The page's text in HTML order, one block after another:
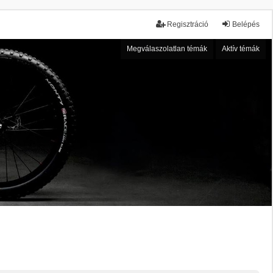
Belépés
Regisztráció
Megválaszolatlan témák Aktív témák